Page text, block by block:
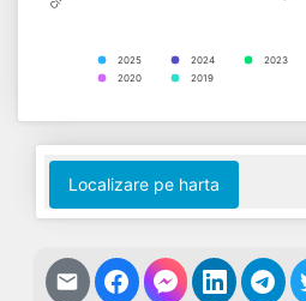
2025 2024 2023
2020
2019
End of interactive chart.
Localizare pe harta